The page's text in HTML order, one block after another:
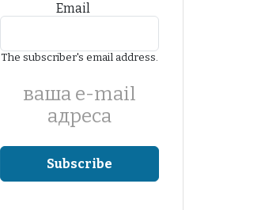
Email
The subscriber's email address.
ваша е-mail
адреса